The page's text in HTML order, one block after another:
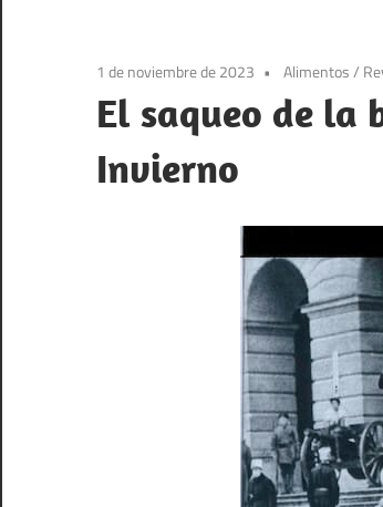
1 de noviembre de 2023 Alimentos/
El saqueo de la
Invierno